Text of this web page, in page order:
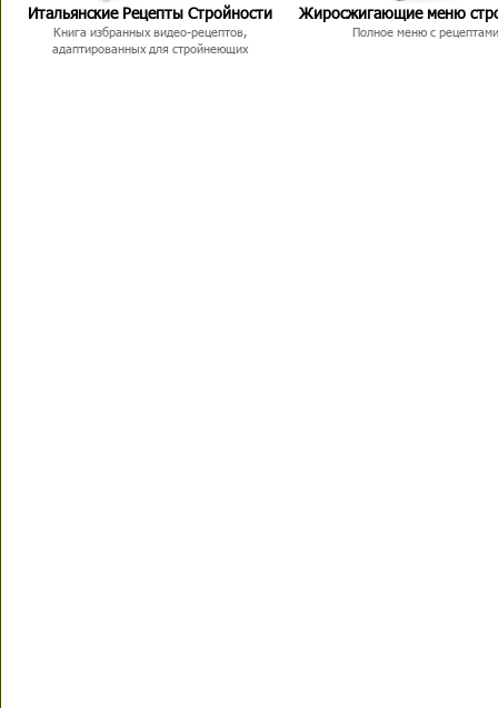
Итальянские Рецепты Стройности
Книга избранных видео-рецептов,
адаптированных для стройнеющих
Жиросжигающие меню
Полное меню с рецептами